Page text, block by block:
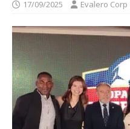
17/09/2025 Evalero Corp